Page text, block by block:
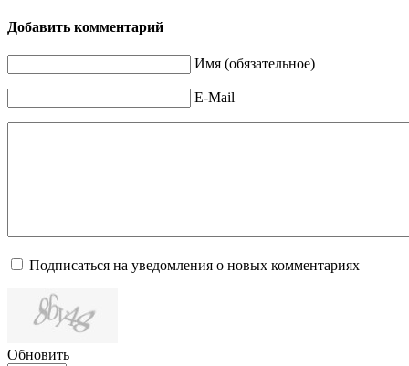
Добавить комментарий
Имя (обязательное)
E-Mail
Подписаться на уведомления о новых комментариях
Обновить